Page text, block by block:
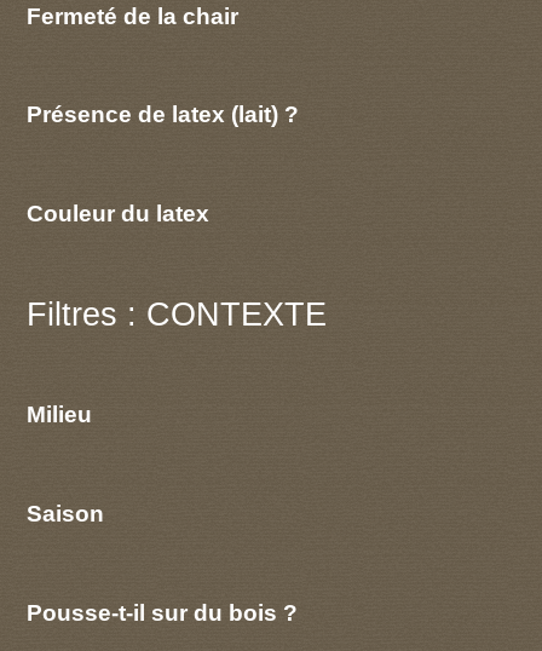
Fermeté de la chair
Présence de latex (lait) ?
Couleur du latex
Filtres : CONTEXTE
Milieu
Saison
Pousse-t-il sur du bois ?